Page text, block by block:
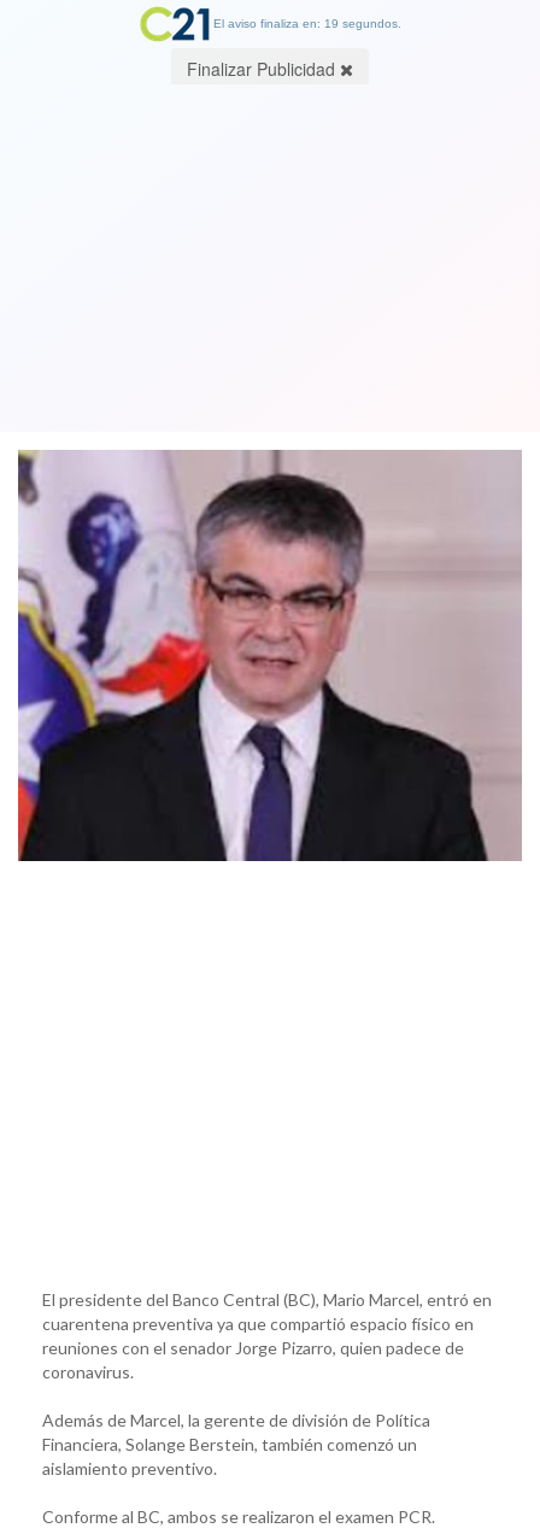
El presidente del Banco Central (BC), Mario Marcel, entró en
cuarentena preventiva ya que compartió espacio físico en
reuniones con el senador Jorge Pizarro, quien padece de
coronavirus.
Además de Marcel, la gerente de división de Política
Financiera, Solange Berstein, también comenzó un
aislamiento preventivo.
Conforme al BC, ambos se realizaron el examen PCR.
El aviso finaliza en: 19 segundos.
Finalizar Publicidad